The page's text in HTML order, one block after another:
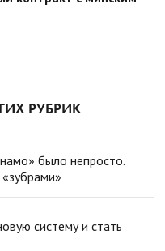
РУБРИК
было непросто.
систему и стать